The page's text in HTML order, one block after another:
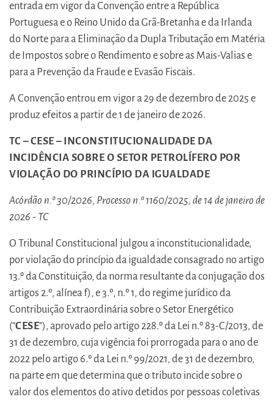
entrada em vigor da Convenção entre a República
Portuguesa e o Reino Unido da Grã-Bretanha e da Irlanda
do Norte para a Eliminação da Dupla Tributação em Matéria
de Impostos sobre o Rendimento e sobre as Mais-Valias e
para a Prevenção da Fraude e Evasão Fiscais.
A Convenção entrou em vigor a 29 de dezembro de 2025 e
produz efeitos a partir de 1 de janeiro de 2026.
TC – CESE – INCONSTITUCIONALIDADE DA
INCIDÊNCIA SOBRE O SETOR PETROLÍFERO POR
VIOLAÇÃO DO PRINCÍPIO DA IGUALDADE
Acórdão n.º 30/2026, Processo n.º 1160/2025, de 14 de janeiro de
2026 - TC
O Tribunal Constitucional julgou a inconstitucionalidade,
por violação do princípio da igualdade consagrado no artigo
13.º da Constituição, da norma resultante da conjugação dos
artigos 2.º, alínea f), e 3.º, n.º 1, do regime jurídico da
Contribuição Extraordinária sobre o Setor Energético
(“CESE"), aprovado pelo artigo 228.º da Lei n.º 83-C/2013, de
31 de dezembro, cuja vigência foi prorrogada para o ano de
2022 pelo artigo 6.º da Lei n.º 99/2021, de 31 de dezembro,
na parte em que determina que o tributo incide sobre o
valor dos elementos do ativo detidos por pessoas coletivas